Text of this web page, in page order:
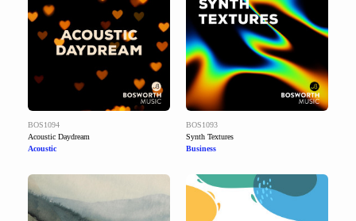
BOS1094
Acoustic Daydream
Acoustic
BOS1093
Synth Textures
Business